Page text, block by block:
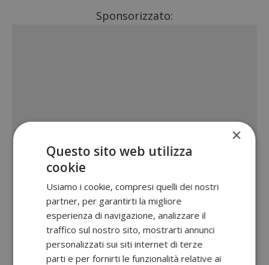
Sponsorizzato:
×
Questo sito web utilizza
cookie
Usiamo i cookie, compresi quelli dei nostri
partner, per garantirti la migliore
esperienza di navigazione, analizzare il
traffico sul nostro sito, mostrarti annunci
personalizzati sui siti internet di terze
parti e per fornirti le funzionalità relative ai